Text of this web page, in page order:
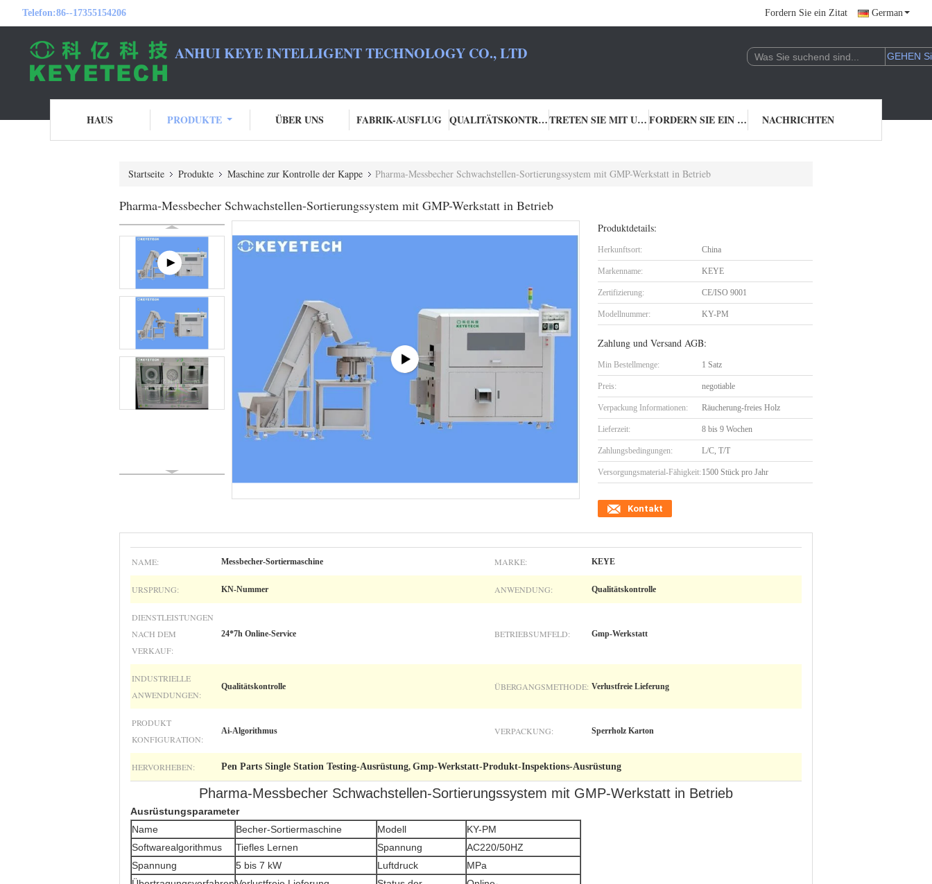
Telefon:86--17355154206 Fordern Sie ein Zitat German
ANHUI KEYE INTELLIGENT TECHNOLOGY CO., LTD
HAUS PRODUKTE ÜBER UNS FABRIK-AUSFLUG QUALITÄTSKONTROLLE TRETEN SIE MIT UNS IN VERBINDUNG FORDERN SIE EIN ZITAT NACHRICHTEN
Startseite Produkte Maschine zur Kontrolle der Kappe Pharma-Messbecher Schwachstellen-Sortierungssystem mit GMP-Werkstatt in Betrieb
Pharma-Messbecher Schwachstellen-Sortierungssystem mit GMP-Werkstatt in Betrieb
Produktdetails:
Herkunftsort: China
Markenname: KEYE
Zertifizierung: CE/ISO 9001
Modellnummer: KY-PM
Zahlung und Versand AGB:
Min Bestellmenge: 1 Satz
Preis: negotiable
Verpackung Informationen: Räucherung-freies Holz
Lieferzeit: 8 bis 9 Wochen
Zahlungsbedingungen: L/C, T/T
Versorgungsmaterial-Fähigkeit: 1500 Stück pro Jahr
Kontakt
NAME: Messbecher-Sortiermaschine MARKE: KEYE
URSPRUNG: KN-Nummer ANWENDUNG: Qualitätskontrolle
DIENSTLEISTUNGEN
NACH DEM
VERKAUF:
24*7h Online-Service BETRIEBSUMFELD: Gmp-Werkstatt
INDUSTRIELLE
ANWENDUNGEN:
Qualitätskontrolle ÜBERGANGSMETHODE: Verlustfreie Lieferung
PRODUKT
KONFIGURATION:
Ai-Algorithmus VERPACKUNG: Sperrholz Karton
HERVORHEBEN: Pen Parts Single Station Testing-Ausrüstung, Gmp-Werkstatt-Produkt-Inspektions-Ausrüstung
Pharma-Messbecher Schwachstellen-Sortierungssystem mit GMP-Werkstatt in Betrieb
Ausrüstungsparameter
Name
Becher-Sortiermaschine Modell
KY-PM
Softwarealgorithmus
Tiefles Lernen Spannung
AC220/50HZ
Spannung
5 bis 7 kW Luftdruck
MPa